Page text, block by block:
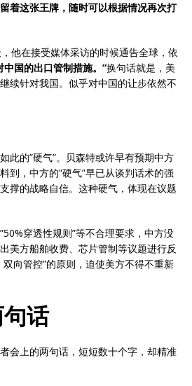
着这张王牌，随时可以根据情况再次打
他在接受媒体采访的时候通告全球，依
中国的出口管制措施。”换句话就是，美
续针对我国。似乎对中国的让步依然不
此的”硬气”。贝森特或许早有预期中方
到，中方的”硬气”早已从谈判话术的强
撑的战略自信。这种硬气，体现在议题
穿透性规则”等不合理要求，中方没
美方船舶收费、芯片管制等议题进行反
向管控”的原则，迫使美方不得不重新
话
会上的两句话，短短数十个字，却精准